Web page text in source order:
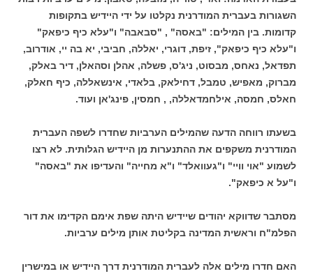
השגורות בעברית המודרנית נקלטו על ידי היידיש בתקופות
קדומות. בין המילים: "באסה" , "סבאבה" ו"עלא כיף כיפאק"
ו"עלא כיף כיפאק", זיפת, דוגרי, יאללה, חביבי, יא בה יי, אודרוב,
תפדאל, נאחס, מבסוט, ניג'ס, פשלה, אהלן וסהאלן, דיר באלק,
מברוק, מאפיש, טמבל, דחילאק, בלאדי, אינשאללה, כיף חאלק,
חאלס, חמסה, אילחמדאללה, , חמסין, פינג'אן ועוד.
בשעתו רווחה הדעה שהמילים הערביות שחדרו לשפה העברית
המודרנית משקפים את ההתנערות מן היידיש הגלותית. לא רצו
לשמוע "אוי וויי" ו"געוואלד" ו"א מחייה" והעדיפו את "באסה"
ו"על א כיפאק".
מסתבר שדווקא יהודים שיידיש היתה שפת אימם הקדימו את דור
הפלמ"ח וראשית המדינה בקליטת אותן מילים ערביות.
האם חדרו מילים אלה לעברית המודרנית דרך היידיש או במישרין